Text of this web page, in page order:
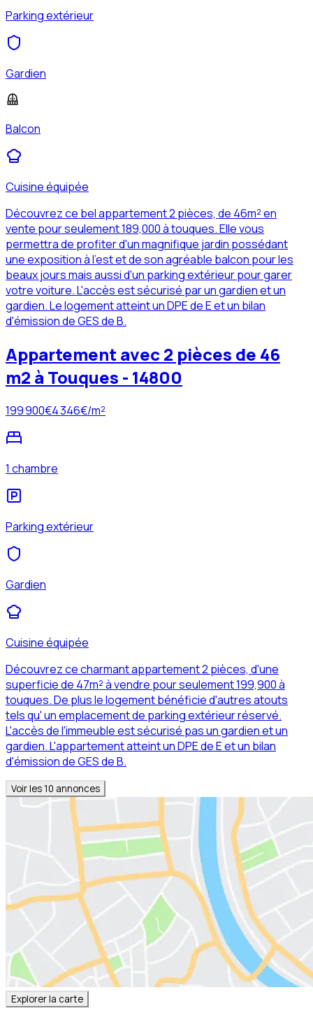
Parking extérieur
Gardien
Balcon
Cuisine équipée
Découvrez ce bel appartement 2 pièces, de 46m² en
vente pour seulement 189,000 à touques. Elle vous
permettra de profiter d'un magnifique jardin possédant
une exposition à l'est et de son agréable balcon pour les
beaux jours mais aussi d'un parking extérieur pour garer
votre voiture. L'accès est sécurisé par un gardien et un
gardien. Le logement atteint un DPE de E et un bilan
d'émission de GES de B.
Appartement avec 2 pièces de 46
m2 à Touques - 14800
199 900€4 346€/m²
1 chambre
Parking extérieur
Gardien
Cuisine équipée
Découvrez ce charmant appartement 2 pièces, d'une
superficie de 47m² à vendre pour seulement 199,900 à
touques. De plus le logement bénéficie d'autres atouts
tels qu' un emplacement de parking extérieur réservé.
L'accès de l'immeuble est sécurisé pas un gardien et un
gardien. L'appartement atteint un DPE de E et un bilan
d'émission de GES de B.
Voir les10 annonces
Explorer la carte